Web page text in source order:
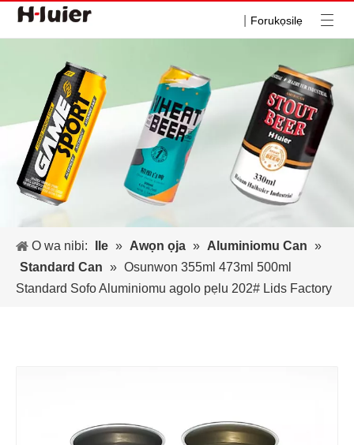
Forukọsilẹ
O wa nibi: Ile » Awọn ọja » Aluminiomu Can »
Standard Can » Osunwon 355ml 473ml 500ml
Standard Sofo Aluminiomu agolo pẹlu 202# Lids Factory